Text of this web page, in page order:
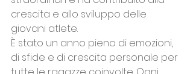
crescita e allo sviluppo delle
giovani atlete.
È stato un anno pieno di emozioni,
di sfide e di crescita personale per